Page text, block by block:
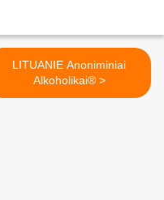
LITUANIE Anoniminiai
Alkoholikai® >